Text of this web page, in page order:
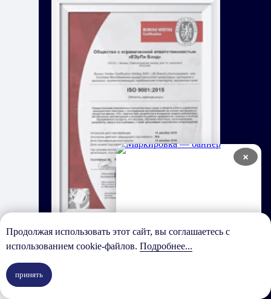
В нашей компании внедрен
помогает улучшать работу и
соответствовать ожиданиям
Продолжая использовать этот сайт, вы соглашаетесь с
использованием cookie-файлов. Подробнее...
принять
×